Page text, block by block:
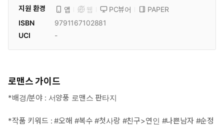
지원 환경
앱 웹 PC뷰어
PAPER
ISBN
9791167102881
UCI
-
로맨스 가이드
*배경/분야 : 서양풍 로맨스 판타지
*작품 키워드 : #오해 #복수 #첫사랑 #친구>연인 #나쁜남자 #순정